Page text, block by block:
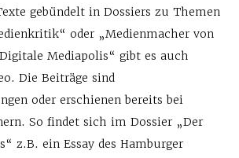
gebündelt in Dossiers zu Themen
oder „Medienmacher von
Mediapolis“ gibt es auch
Die Beiträge sind
oder erschienen bereits bei
So findet sich im Dossier „Der
z.B. ein Essay des Hamburger